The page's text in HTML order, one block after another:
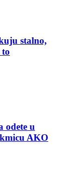
stalno,
odete u
AKO